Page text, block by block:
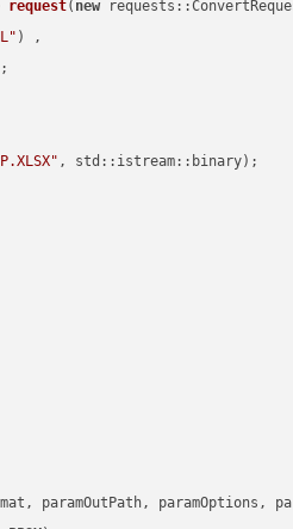
request( new
) ,
, std::istream::binary) ;
paramOutPath,